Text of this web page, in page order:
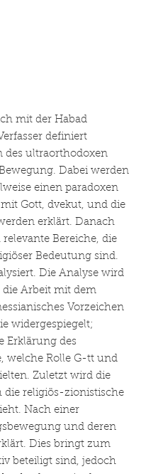
mit der Habad
definiert
des ultraorthodoxen
Dabei werden
einen paradoxen
Gott, dvekut, und die
erklärt. Danach
Bereiche, die
Bedeutung sind.
Die Analyse wird
die Arbeit mit dem
Vorzeichen
widergespiegelt;
Erklärung des
welche Rolle G-tt und
Zuletzt wird die
die religiös-zionistische
Nach einer
und deren
Dies bringt zum
beteiligt sind, jedoch